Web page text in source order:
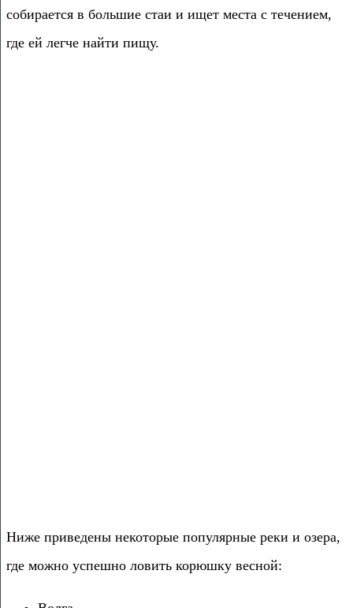
собирается в большие стаи и ищет места с течением,
где ей легче найти пищу.
Ниже приведены некоторые популярные реки и озера,
где можно успешно ловить корюшку весной: